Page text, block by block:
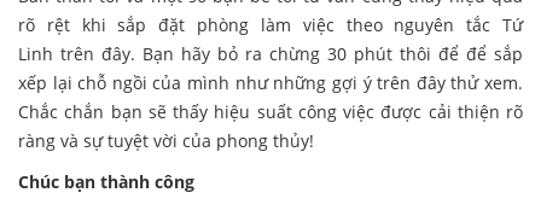
rõ rệt khi sắp đặt phòng làm việc theo nguyên tắc Tứ
Linh trên đây. Bạn hãy bỏ ra chừng 30 phút thôi để để sắp
xếp lại chỗ ngồi của mình như những gợi ý trên đây thử xem.
Chắc chắn bạn sẽ thấy hiệu suất công việc được cải thiện rõ
ràng và sự tuyệt vời của phong thủy!
Chúc bạn thành công